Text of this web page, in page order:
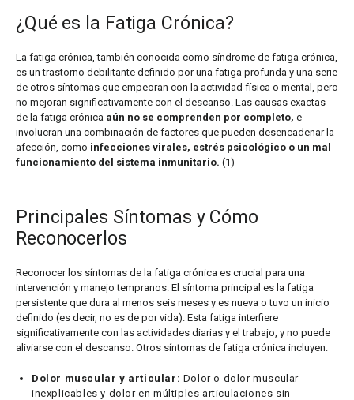
¿Qué es la Fatiga Crónica?
La fatiga crónica, también conocida como síndrome de fatiga crónica,
es un trastorno debilitante definido por una fatiga profunda y una serie
de otros síntomas que empeoran con la actividad física o mental, pero
no mejoran significativamente con el descanso. Las causas exactas
de la fatiga crónica aún no se comprenden por completo, e
involucran una combinación de factores que pueden desencadenar la
afección, como infecciones virales, estrés psicológico o un mal
funcionamiento del sistema inmunitario. (1)
Principales Síntomas y Cómo
Reconocerlos
Reconocer los síntomas de la fatiga crónica es crucial para una
intervención y manejo tempranos. El síntoma principal es la fatiga
persistente que dura al menos seis meses y es nueva o tuvo un inicio
definido (es decir, no es de por vida). Esta fatiga interfiere
significativamente con las actividades diarias y el trabajo, y no puede
aliviarse con el descanso. Otros síntomas de fatiga crónica incluyen:
Dolor muscular y articular: Dolor o dolor muscular
inexplicables y dolor en múltiples articulaciones sin